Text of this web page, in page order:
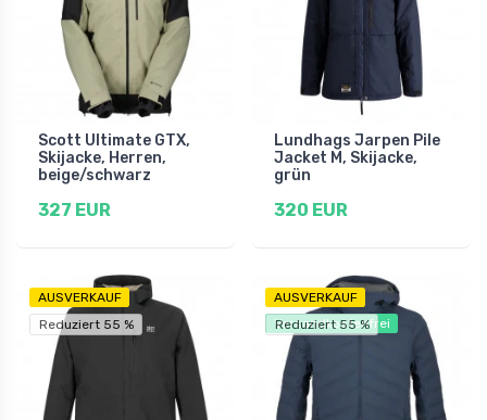
Scott Ultimate GTX,
Skijacke, Herren,
beige/schwarz
327 EUR
Lundhags Jarpen Pile
Jacket M, Skijacke,
grün
320 EUR
AUSVERKAUF
Reduziert 55 %
AUSVERKAUF
Versandkostenfrei
Reduziert 55 %